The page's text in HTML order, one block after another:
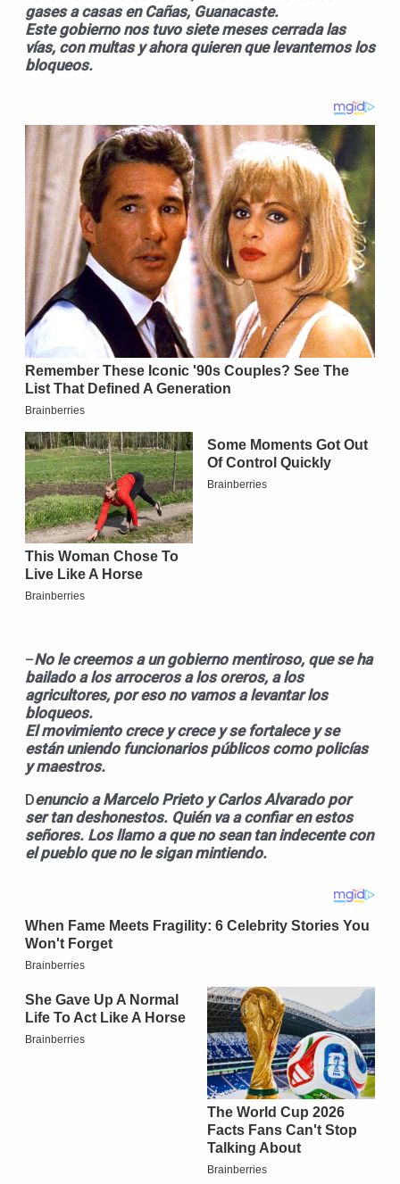
gases a casas en Cañas, Guanacaste.
Este gobierno nos tuvo siete meses cerrada las
vías, con multas y ahora quieren que levantemos los
bloqueos.
–No le creemos a un gobierno mentiroso, que se ha
bailado a los arroceros a los oreros, a los
agricultores, por eso no vamos a levantar los
bloqueos.
El movimiento crece y crece y se fortalece y se
están uniendo funcionarios públicos como policías
y maestros.
Denuncio a Marcelo Prieto y Carlos Alvarado por
ser tan deshonestos. Quién vaa confiar en estos
señores. Los llamo a que no sean tan indecente con
el pueblo que no le sigan mintiendo.